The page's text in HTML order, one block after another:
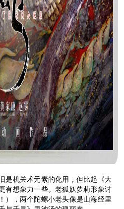
是机关术元素的化用，但比起《大
有想象力一些。老狐妖萝莉形象讨
），两个陀螺小老头像是山海经里